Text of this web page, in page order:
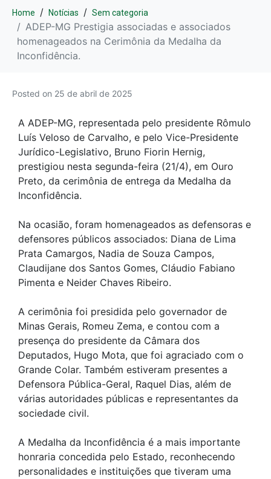
Home Notícias Sem categoria
ADEP-MG Prestigia associadas e associados
homenageados na Cerimônia da Medalha da
Inconfidência.
Posted on 25 de abril de 2025
A ADEP-MG, representada pelo presidente Rômulo
Luís Veloso de Carvalho, e pelo Vice-Presidente
Jurídico-Legislativo, Bruno Fiorin Hernig,
prestigiou nesta segunda-feira (21/4), em Ouro
Preto, da cerimônia de entrega da Medalha da
Inconfidência.
Na ocasião, foram homenageados as defensoras e
defensores públicos associados: Diana de Lima
Prata Camargos, Nadia de Souza Campos,
Claudijane dos Santos Gomes, Cláudio Fabiano
Pimenta e Neider Chaves Ribeiro.
A cerimônia foi presidida pelo governador de
Minas Gerais, Romeu Zema, e contou com a
presença do presidente da Câmara dos
Deputados, Hugo Mota, que foi agraciado com o
Grande Colar. Também estiveram presentes a
Defensora Pública-Geral, Raquel Dias, além de
várias autoridades públicas e representantes da
sociedade civil.
A Medalha da Inconfidência é a mais importante
honraria concedida pelo Estado, reconhecendo
personalidades e instituições que tiveram uma